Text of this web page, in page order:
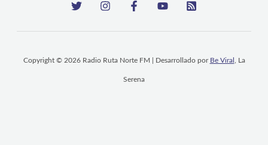
Copyright © 2026 Radio Ruta Norte FM | Desarrollado por Be Viral , La
Serena